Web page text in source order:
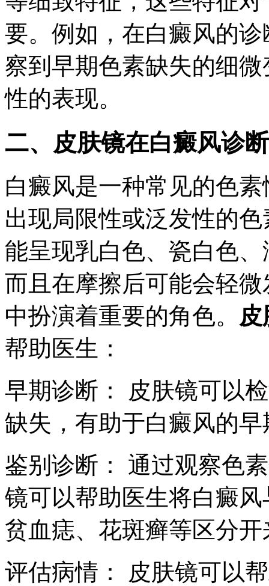
要。例如，在白癜风的
察到早期色素缺失的细
性的表现。
二、皮肤镜在白癜风诊
白癜风是一种常见的色
出现局限性或泛发性的
能呈现乳白色、瓷白色
而且在摩擦后可能会轻
中扮演着重要的角色。
帮助医生：
早期诊断： 皮肤镜可以
缺失，有助于白癜风的
鉴别诊断： 通过观察色
镜可以帮助医生将白癜
贫血痣、花斑癣等区分开
评估病情： 皮肤镜可以